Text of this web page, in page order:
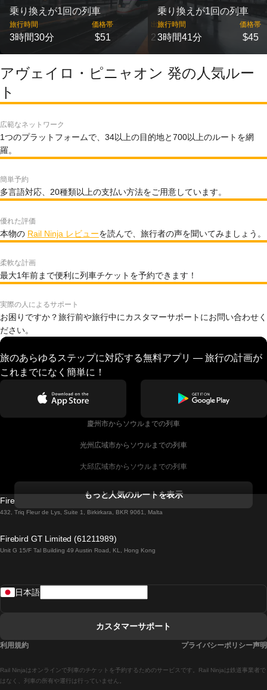
乗り換えが1回の列車
旅行時間
3時間30分
価格帯
$51
出発
2
乗り換えが1回の列車
旅行時間
3時間41分
価格帯
$45
アヴェイロ・ピニャオン 発の人気ルー
ト
広範なネットワーク
1つのプラットフォームで、34以上の目的地と700以上のルートを網
羅。
簡単予約
多言語対応、20種類以上の支払い方法をご用意しています。
優れた評価
本物の Rail Ninja レビューを読んで、旅行者の声を聞いてみましょう。
柔軟な計画
最大1年前まで便利に列車チケットを予約できます！
実際の人によるサポート
お困りですか？旅行前や旅行中にカスタマーサポートにお問い合わせく
ださい。
旅のあらゆるステップに対応する無料アプリ — 旅行の計画が
これまでになく簡単に！
慶州市からソウルまでの列車
光州広域市からソウルまでの列車
大邱広域市からソウルまでの列車
ダブリンからゴールウェイまでの列車
ローマからナポリまでの列車
マドリードからセビリアまでの列車
もっと人気のルートを表示
Firebird GT Limited (OC 1451)
432, Triq Fleur de Lys, Suite 1, Birkirkara, BKR 9061, Malta
Firebird GT Limited (61211989)
Unit G 15/F Tal Building 49 Austin Road, KL, Hong Kong
Rail Ninjaはオンラインで列車のチケットを予約するためのサービスです。Rail Ninjaは鉄道事業者で
はなく、列車の所有や運行は行っていません。
日本語
カスタマーサポート
利用規約 プライバシーポリシー声明